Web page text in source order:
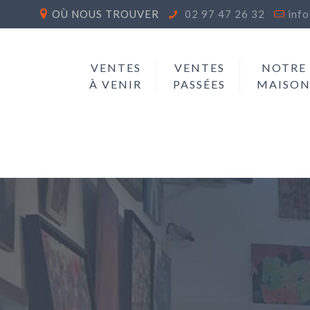
OÙ NOUS TROUVER 02 97 47 26 32
VENTES
À VENIR
VENTES
PASSÉES
NOTRE